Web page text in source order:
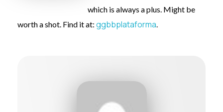
which is always a plus. Might be
worth a shot. Find it at: ggbbplataforma.